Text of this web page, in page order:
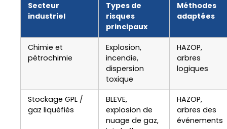
Secteur
industriel
Types de
risques
principaux
Méthodes
adaptées
Chimie et
pétrochimie
Explosion,
incendie,
dispersion
toxique
HAZOP,
arbres
logiques
Stockage GPL /
gaz liquéfiés
BLEVE,
explosion de
nuage de gaz,
HAZOP,
arbres des
événements